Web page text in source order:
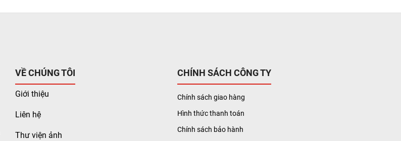
VỀ CHÚNG TÔI
Giới thiệu
Liên hệ
Thư viện ảnh
CHÍNH SÁCH CÔNG TY
Chính sách giao hàng
Hình thức thanh toán
Chính sách bảo hành